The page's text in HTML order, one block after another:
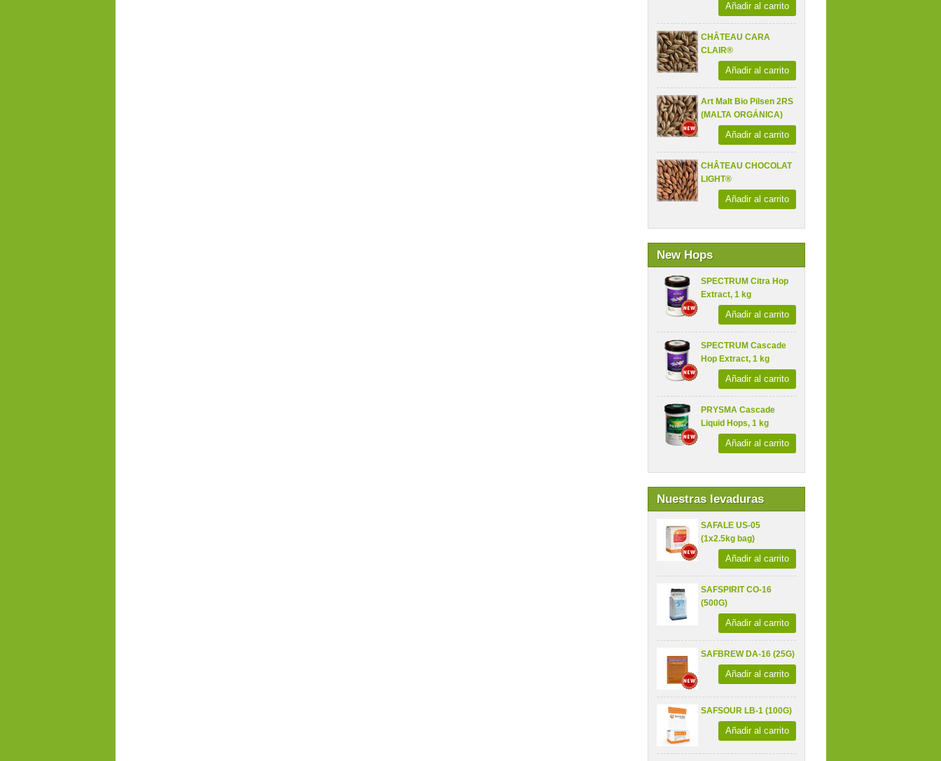
Añadir al carrito
CHÂTEAU CARA
CLAIR®
Añadir al carrito
Art Malt Bio Pilsen 2RS
(MALTA ORGÁNICA)
Añadir al carrito
CHÂTEAU CHOCOLAT
LIGHT®
Añadir al carrito
New Hops
SPECTRUM Citra Hop
Extract, 1 kg
Añadir al carrito
SPECTRUM Cascade
Hop Extract, 1 kg
Añadir al carrito
PRYSMA Cascade
Liquid Hops, 1 kg
Añadir al carrito
Nuestras levaduras
SAFALE US-05
(1x2.5kg bag)
Añadir al carrito
SAFSPIRIT CO-16
(500G)
Añadir al carrito
SAFBREW DA-16 (25G)
Añadir al carrito
SAFSOUR LB-1 (100G)
Añadir al carrito